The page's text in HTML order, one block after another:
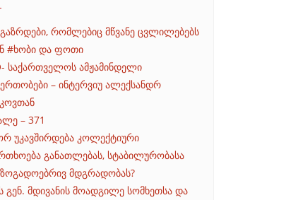
რომლებიც მწვანე ცვლილებებს
#ხობი და ფოთი
საქართველოს ამჟამინდელი
– ინტერვიუ ალექსანდრ
– 371
უკავშირდება კოლექტიური
განათლებას, სტაბილურობასა
მდგრადობას?
გენ. მდივანის მოადგილე სომხეთსა და